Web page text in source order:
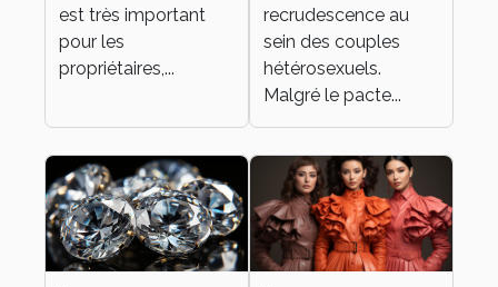
est très important
pour les
propriétaires,...
recrudescence au
sein des couples
hétérosexuels.
Malgré le pacte...